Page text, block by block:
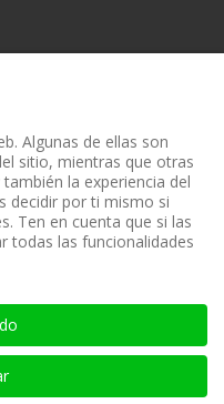
2665-1696 y 2665-3508
Algunas de ellas son
sitio, mientras que otras
la experiencia del
decidir por ti mismo si
Ten en cuenta que si las
todas las funcionalidades